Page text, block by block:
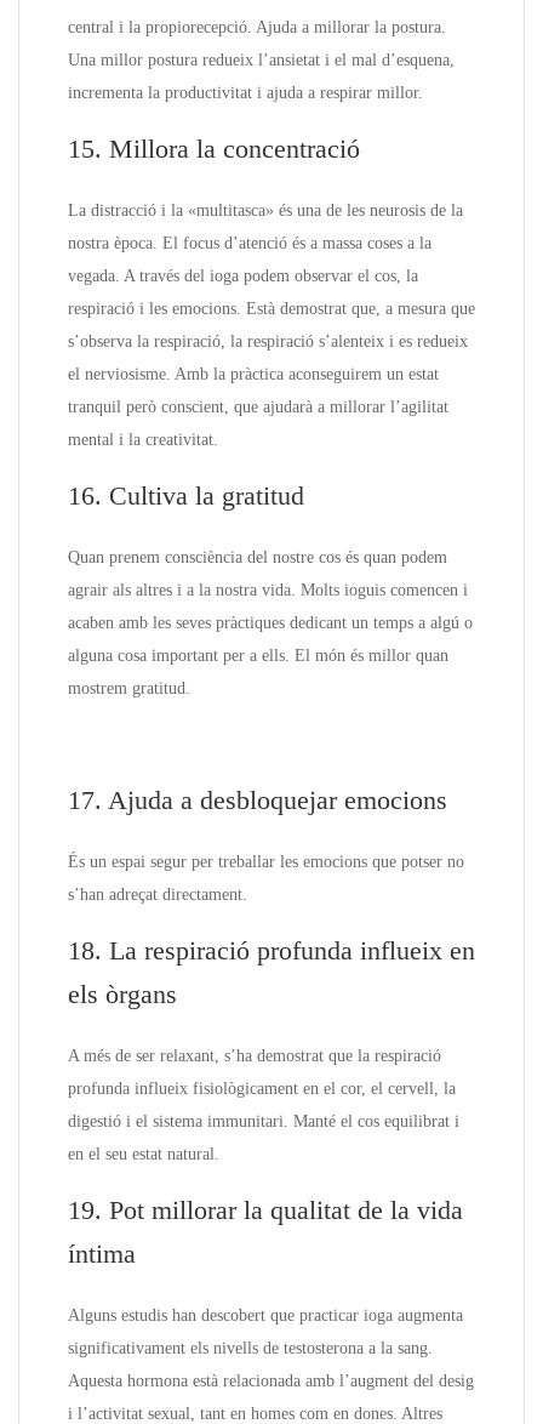
central i la propiorecepció. Ajuda a millorar la postura.
Una millor postura redueix l’ansietat i el mal d’esquena,
incrementa la productivitat i ajuda a respirar millor.
15. Millora la concentració
La distracció i la «multitasca» és una de les neurosis de la
nostra època. El focus d’atenció és a massa coses a la
vegada. A través del ioga podem observar el cos, la
respiració i les emocions. Està demostrat que, a mesura que
s’observa la respiració, la respiració s’alenteix i es redueix
el nerviosisme. Amb la pràctica aconseguirem un estat
tranquil però conscient, que ajudarà a millorar l’agilitat
mental i la creativitat.
16. Cultiva la gratitud
Quan prenem consciència del nostre cos és quan podem
agrair als altres i a la nostra vida. Molts ioguis comencen i
acaben amb les seves pràctiques dedicant un temps a algú o
alguna cosa important per a ells. El món és millor quan
mostrem gratitud.
17. Ajuda a desbloquejar emocions
És un espai segur per treballar les emocions que potser no
s’han adreçat directament.
18. La respiració profunda influeix en
els òrgans
A més de ser relaxant, s’ha demostrat que la respiració
profunda influeix fisiològicament en el cor, el cervell, la
digestió i el sistema immunitari. Manté el cos equilibrat i
en el seu estat natural.
19. Pot millorar la qualitat de la vida
íntima
Alguns estudis han descobert que practicar ioga augmenta
significativament els nivells de testosterona a la sang.
Aquesta hormona està relacionada amb l’augment del desig
i l’activitat sexual, tant en homes com en dones. Altres